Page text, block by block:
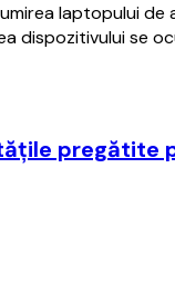
laptopului
dispozitivului se
pregătite